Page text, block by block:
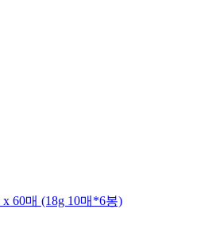
60매 (18g 10매*6봉)